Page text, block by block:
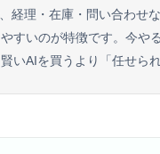
経理・在庫・問い合わせ
すいのが特徴です。今
AIを買うより「任せら